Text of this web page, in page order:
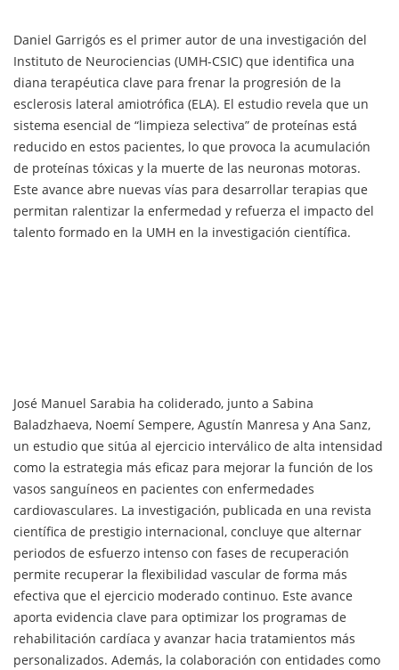
Daniel Garrigós es el primer autor de una investigación del
Instituto de Neurociencias (UMH-CSIC) que identifica una
diana terapéutica clave para frenar la progresión de la
esclerosis lateral amiotrófica (ELA). El estudio revela que un
sistema esencial de “limpieza selectiva” de proteínas está
reducido en estos pacientes, lo que provoca la acumulación
de proteínas tóxicas y la muerte de las neuronas motoras.
Este avance abre nuevas vías para desarrollar terapias que
permitan ralentizar la enfermedad y refuerza el impacto del
talento formado en la UMH en la investigación científica.
José Manuel Sarabia ha coliderado, junto a Sabina
Baladzhaeva, Noemí Sempere, Agustín Manresa y Ana Sanz,
un estudio que sitúa al ejercicio interválico de alta intensidad
como la estrategia más eficaz para mejorar la función de los
vasos sanguíneos en pacientes con enfermedades
cardiovasculares. La investigación, publicada en una revista
científica de prestigio internacional, concluye que alternar
periodos de esfuerzo intenso con fases de recuperación
permite recuperar la flexibilidad vascular de forma más
efectiva que el ejercicio moderado continuo. Este avance
aporta evidencia clave para optimizar los programas de
rehabilitación cardíaca y avanzar hacia tratamientos más
personalizados. Además, la colaboración con entidades como